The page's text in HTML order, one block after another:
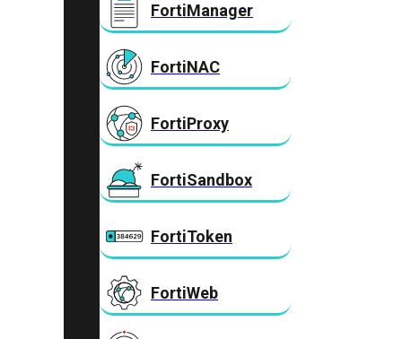
FortiManager
FortiNAC
FortiProxy
FortiSandbox
FortiToken
FortiWeb